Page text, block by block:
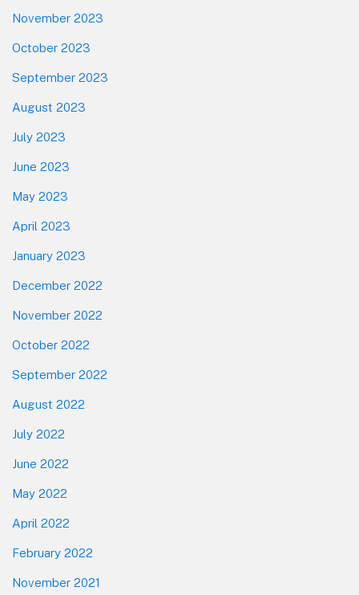
November 2023
October 2023
September 2023
August 2023
July 2023
June 2023
May 2023
April 2023
January 2023
December 2022
November 2022
October 2022
September 2022
August 2022
July 2022
June 2022
May 2022
April 2022
February 2022
November 2021